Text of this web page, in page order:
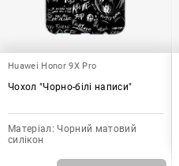
Huawei Honor 9X Pro
Чохол "Чорно-білі написи"
Матеріал: Чорний матовий
силікон